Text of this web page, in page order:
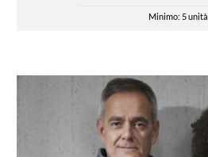
Minimo: 5 unità